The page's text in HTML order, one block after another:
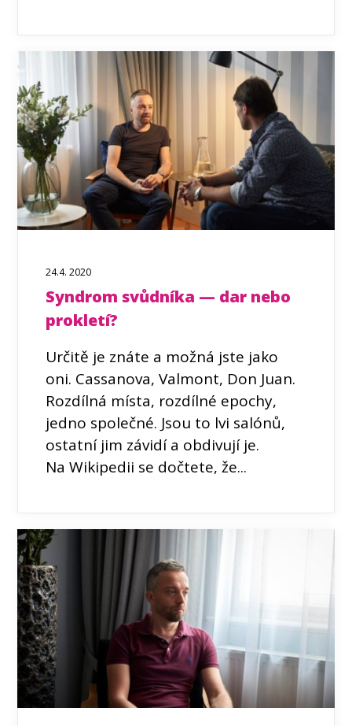
24.4. 2020
Syndrom svůdníka — dar nebo
prokletí?
Určitě je znáte a možná jste jako
oni. Cassanova, Valmont, Don Juan.
Rozdílná místa, rozdílné epochy,
jedno společné. Jsou to lvi salónů,
ostatní jim závidí a obdivují je.
Na Wikipedii se dočtete, že...